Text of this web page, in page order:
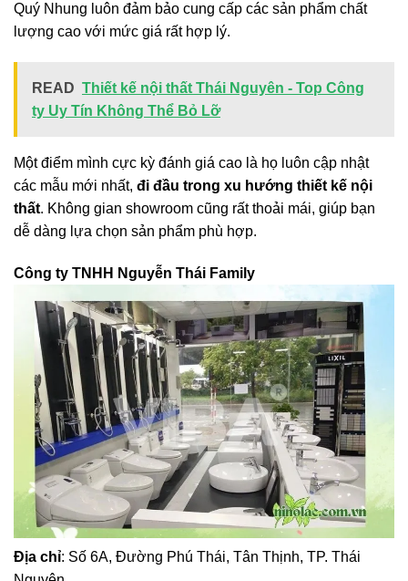
Quý Nhung luôn đảm bảo cung cấp các sản phẩm chất
lượng cao với mức giá rất hợp lý.
READ Thiết kế nội thất Thái Nguyên - Top Công
ty Uy Tín Không Thể Bỏ Lỡ
Một điểm mình cực kỳ đánh giá cao là họ luôn cập nhật
các mẫu mới nhất, đi đầu trong xu hướng thiết kế nội
thất. Không gian showroom cũng rất thoải mái, giúp bạn
dễ dàng lựa chọn sản phẩm phù hợp.
Công ty TNHH Nguyễn Thái Family
Địa chỉ: Số 6A, Đường Phú Thái, Tân Thịnh, TP. Thái